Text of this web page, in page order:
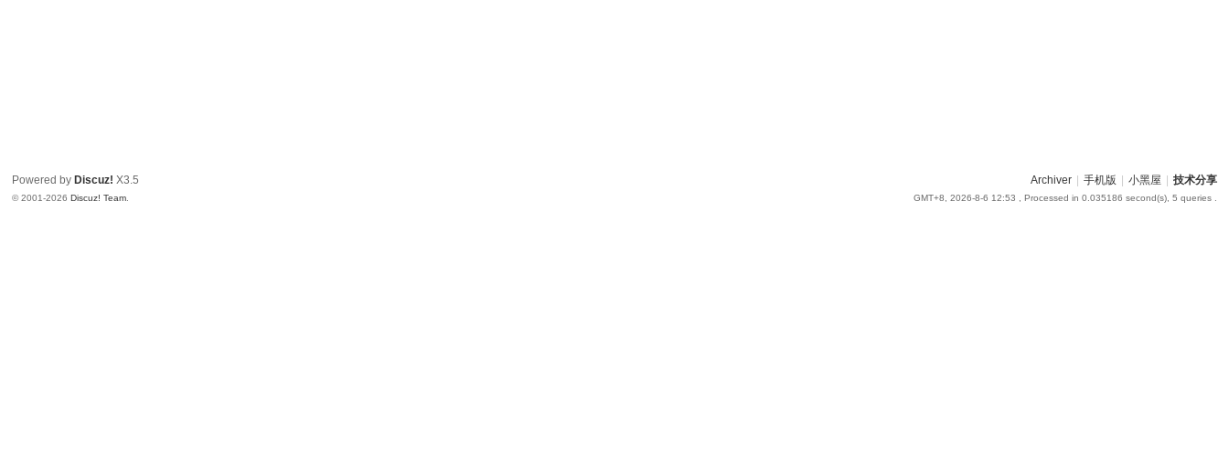
Archiver 手机版 小黑屋 技术分享
GMT+8, 2026-8-6 12:53 , Processed in 0.035186 second(s), 5 queries .
Powered by Discuz! X3.5
© 2001-2026Discuz! Team